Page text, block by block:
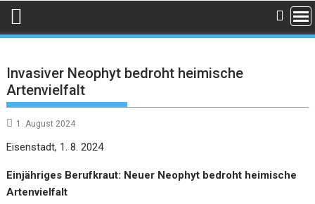
Invasiver Neophyt bedroht heimische
Artenvielfalt
1. August 2024
Eisenstadt, 1. 8. 2024
Einjähriges Berufkraut: Neuer Neophyt bedroht heimische
Artenvielfalt